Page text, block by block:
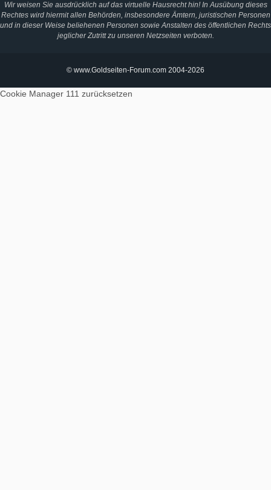
Wir weisen Sie ausdrücklich auf das virtuelle Hausrecht hin! In Ausübung dieses
Rechtes wird hiermit allen Behörden, insbesondere Ämtern, juristischen Personen
und in dieser Weise beliehenen Personen sowie Anstalten des öffentlichen Rechts
jeglicher Zutritt zu unseren Netzseiten verboten.
© www.Goldseiten-Forum.com 2004-2026
Cookie Manager 111 zurücksetzen